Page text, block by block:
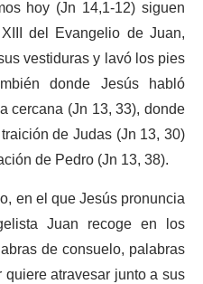
hoy (Jn 14,1-12) siguen
del Evangelio de Juan,
vestiduras y lavó los pies
donde Jesús habló
cercana (Jn 13, 33), donde
de Judas (Jn 13, 30)
de Pedro (Jn 13, 38).
en el que Jesús pronuncia
Juan recoge en los
de consuelo, palabras
atravesar junto a sus